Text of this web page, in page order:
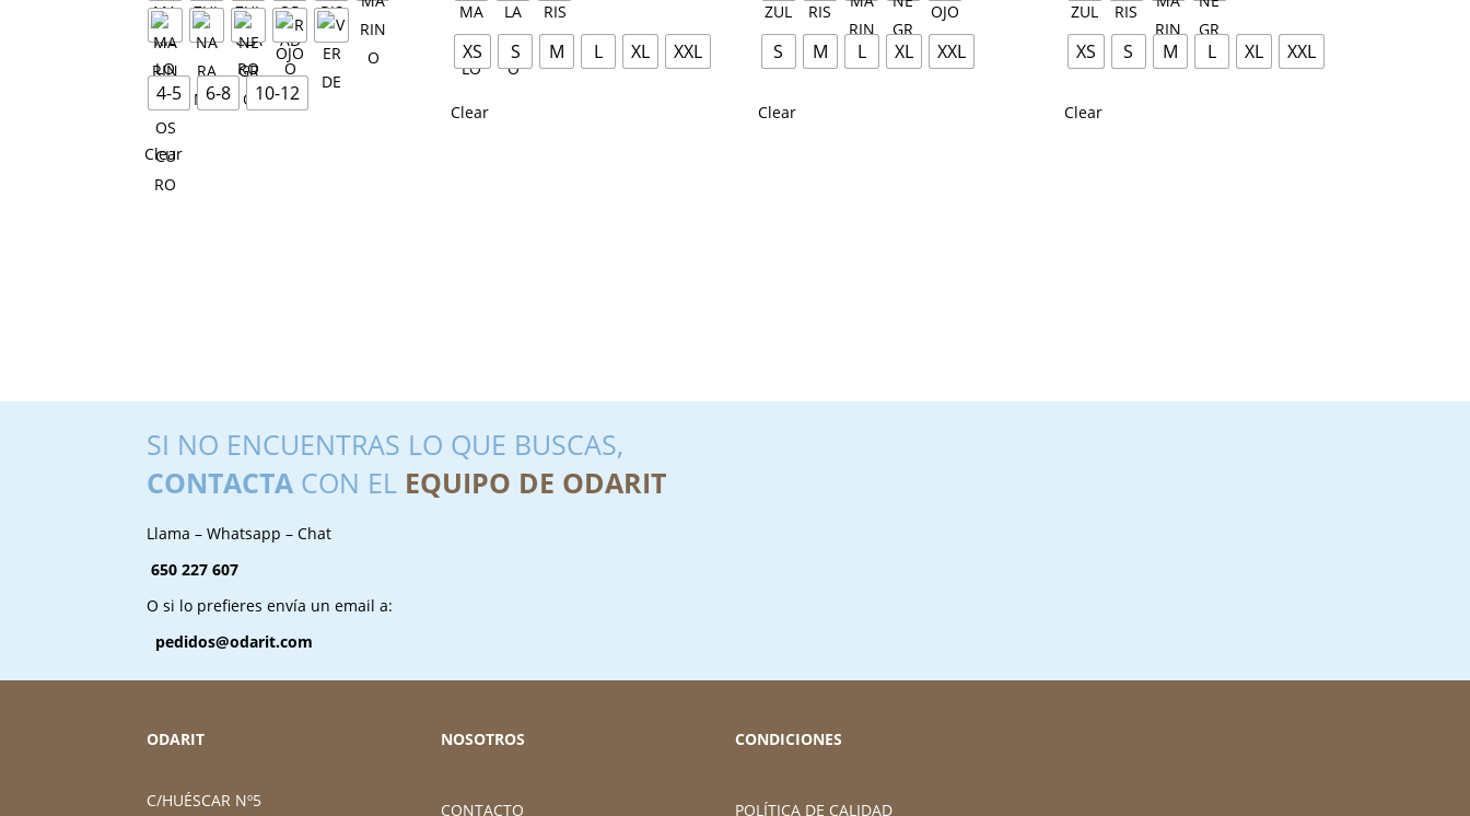
4-5 6-8 10-12
Clear
XS S M L XL XXL
Clear
S M L XL XXL
Clear
XS S M L XL XXL
Clear
SI NO ENCUENTRAS LO QUE BUSCAS,
CONTACTA CON EL EQUIPO DE ODARIT
Llama – Whatsapp – Chat
650 227 607
O si lo prefieres envía un email a:
pedidos@odarit.com
ODARIT
C/HUÉSCAR Nº5
NOSOTROS
CONTACTO
CONDICIONES
POLÍTICA DE CALIDAD